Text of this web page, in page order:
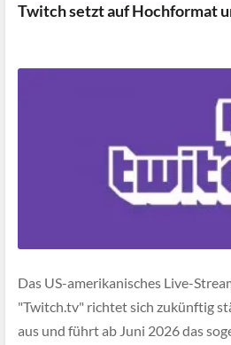
Twitch setzt auf Hochformat
Das US-amerikanisches Live-
"Twitch.tv" richtet sich zukünftig
aus und führt ab Juni 2026 das